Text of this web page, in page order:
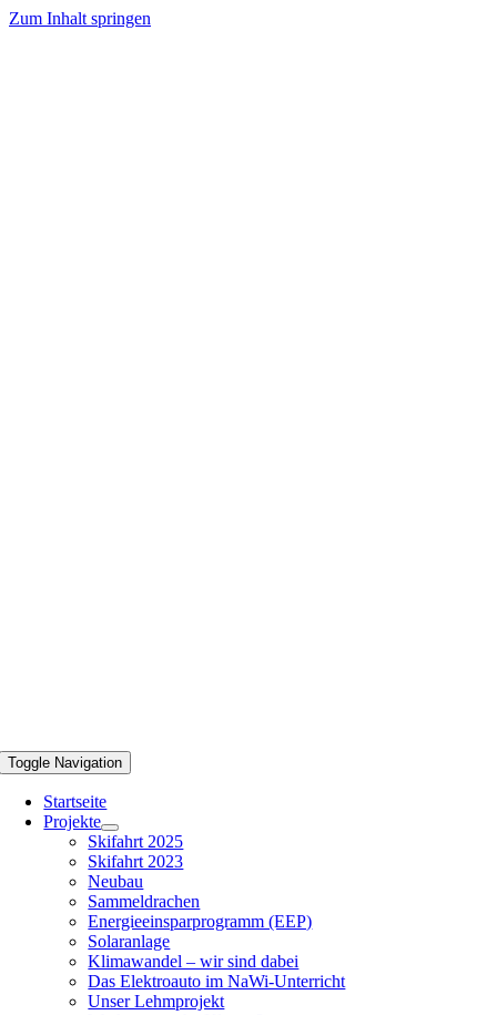
Zum Inhalt springen
Toggle Navigation
Startseite
Projekte
Skifahrt 2025
Skifahrt 2023
Neubau
Sammeldrachen
Energieeinsparprogramm (EEP)
Solaranlage
Klimawandel – wir sind dabei
Das Elektroauto im NaWi-Unterricht
Unser Lehmprojekt